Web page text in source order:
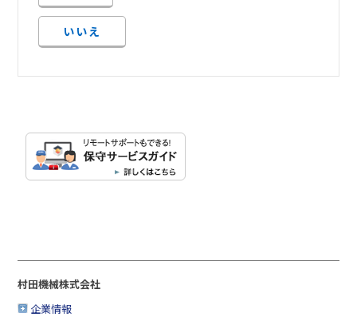
いいえ
村田機械株式会社
企業情報